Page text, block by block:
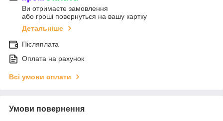
Ви отримаєте замовлення
або гроші повернуться на вашу картку
Детальніше
Післяплата
Оплата на рахунок
Всі умови оплати
Умови повернення